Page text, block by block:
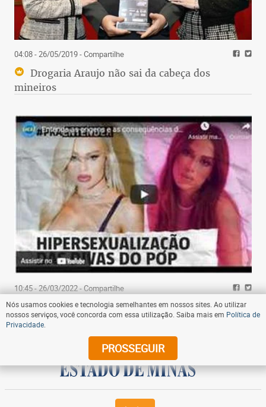
04:08 - 26/05/2019- Compartilhe
Drogaria Araujo não sai da cabeça dos
mineiros
10:45 - 26/03/2022- Compartilhe
Entenda as origens e as consequências da
hipersexualização das divas pop
Nós usamos cookies e tecnologia semelhantes em nossos sites. Ao utilizar
nossos serviços, você concorda com essa utilização. Saiba mais em Política de
Privacidade
PROSSEGUIR